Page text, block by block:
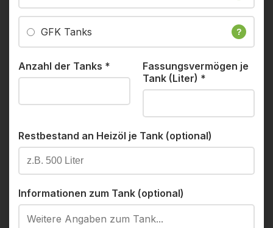
GFK Tanks ?
Anzahl der Tanks *
Fassungsvermögen je
Tank (Liter) *
Restbestand an Heizöl je Tank (optional)
Informationen zum Tank (optional)